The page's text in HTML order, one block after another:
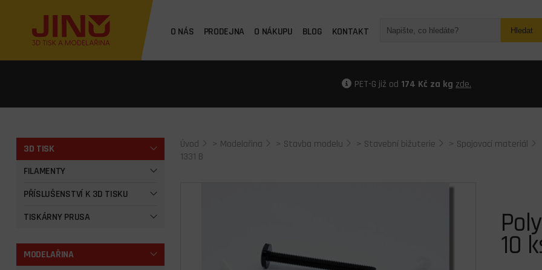
O NÁS PRODEJNA O NÁKUPU BLOG KONTAKT Hledat
PET-G již od 174 Kč za kg zde.
3D TISK
FILAMENTY
PŘÍSLUŠENSTVÍ K 3D TISKU
TISKÁRNY PRUSA
MODELAŘINA
Úvod > Modelařina > Stavba modelu > Stavební bižuterie > Spojovací materiál
1331 B
10